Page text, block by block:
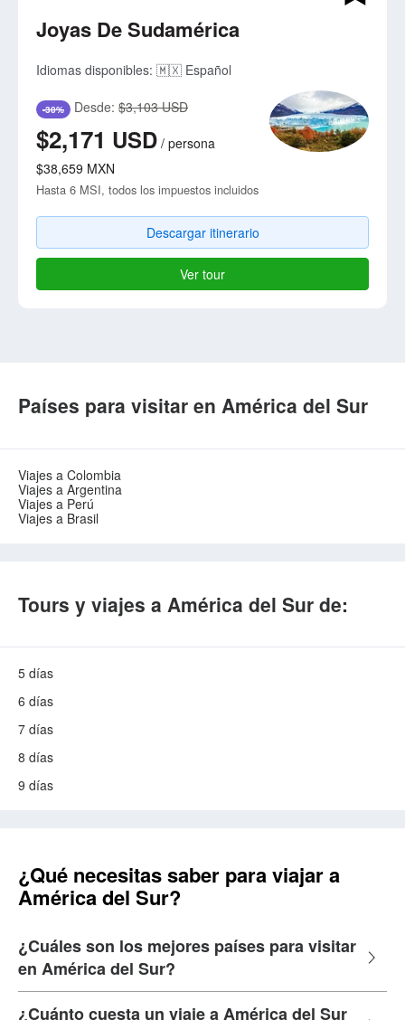
Joyas De Sudamérica
Idiomas disponibles: 🇲🇽 Español
-30% Desde: $3,103 USD
$2,171 USD / persona
$38,659 MXN
Hasta 6 MSI, todos los impuestos incluidos
Descargar itinerario
Ver tour
Países para visitar en América del Sur
Viajes a Colombia
Viajes a Argentina
Viajes a Perú
Viajes a Brasil
Tours y viajes a América del Sur de:
5 días
6 días
7 días
8 días
9 días
¿Qué necesitas saber para viajar a
América del Sur?
¿Cuáles son los mejores países para visitar
en América del Sur?
¿Cuánto cuesta un viaje a América del Sur